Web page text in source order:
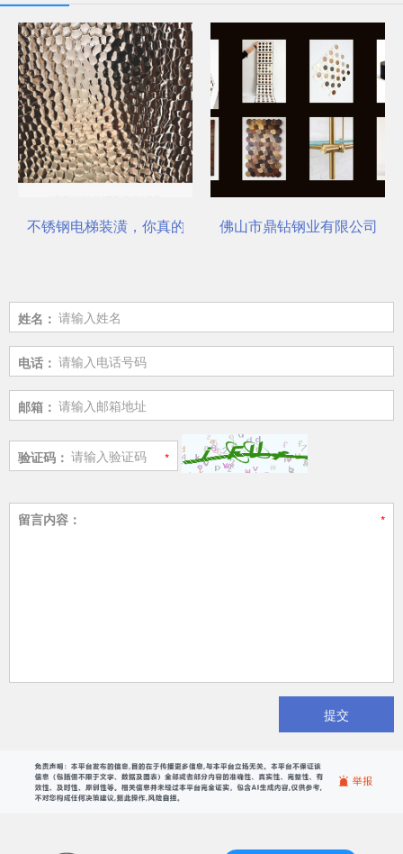
不锈钢电梯装潢，你真的选对了吗？佛山市鼎钻钢业有限公司，
姓名：
电话：
邮箱：
验证码：
留言内容：
提交